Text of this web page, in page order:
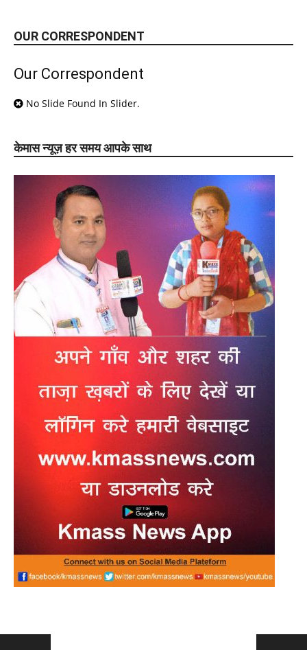
OUR CORRESPONDENT
Our Correspondent
No Slide Found In Slider.
केमास न्यूज़ हर समय आपके साथ